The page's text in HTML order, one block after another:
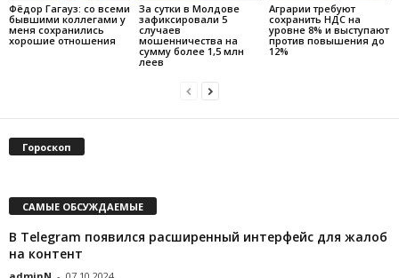
Фёдор Гагауз: со всеми
бывшими коллегами у
меня сохранились
хорошие отношения
За сутки в Молдове
зафиксировали 5
случаев
мошенничества на
сумму более 1,5 млн
леев
Аграрии требуют
сохранить НДС на
уровне 8% и выступают
против повышения до
12%
Гороскоп
САМЫЕ ОБСУЖДАЕМЫЕ
В Telegram появился расширенный интерфейс для жалоб
на контент